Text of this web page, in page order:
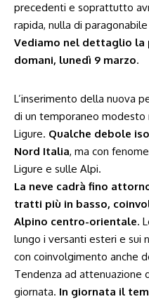
precedenti e soprattutto
rapida, nulla di
Vediamo nel dettaglio la
domani, lunedì 9 marzo.
L’inserimento della nuova
di un temporaneo modesto
Ligure. Qualche debole
Nord Italia, ma con
Ligure e sulle Alpi.
La neve cadrà fino
tratti più in basso,
Alpino centro-orientale.
lungo i versanti esteri e sui
con coinvolgimento anche
Tendenza ad attenuazione
giornata. In giornata il